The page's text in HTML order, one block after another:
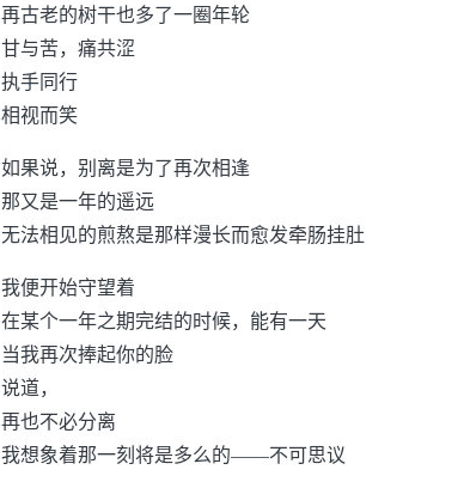
再古老的树干也多了一圈年轮
甘与苦，痛共涩
执手同行
相视而笑
如果说，别离是为了再次相逢
那又是一年的遥远
无法相见的煎熬是那样漫长而愈发牵肠挂肚
我便开始守望着
在某个一年之期完结的时候，能有一天
当我再次捧起你的脸
说道，
再也不必分离
我想象着那一刻将是多么的——不可思议